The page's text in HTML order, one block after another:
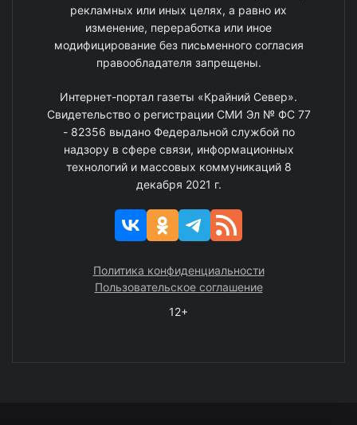
рекламных или иных целях, а равно их
изменение, переработка или иное
модифицирование без письменного согласия
правообладателя запрещены.
Интернет-портал газеты «Крайний Север».
Свидетельство о регистрации СМИ Эл № ФС 77
- 82356 выдано Федеральной службой по
надзору в сфере связи, информационных
технологий и массовых коммуникаций 8
декабря 2021 г.
Политика конфиденциальности
Пользовательское соглашение
12+